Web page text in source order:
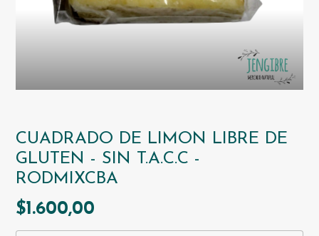
CUADRADO DE LIMON LIBRE DE
GLUTEN - SIN T.A.C.C -
RODMIXCBA
$1.600,00